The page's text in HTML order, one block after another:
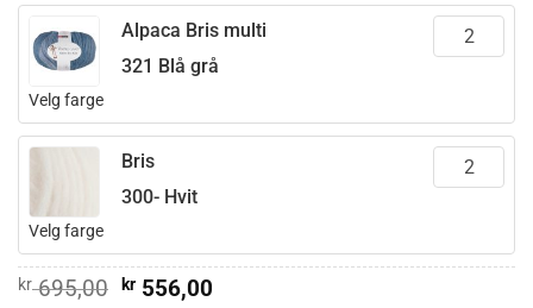
Velg farge
Alpaca Bris multi
321 Blå grå
Velg farge
Bris
300- Hvit
kr695,00 Opprinnelig
kr556,00Nåværende